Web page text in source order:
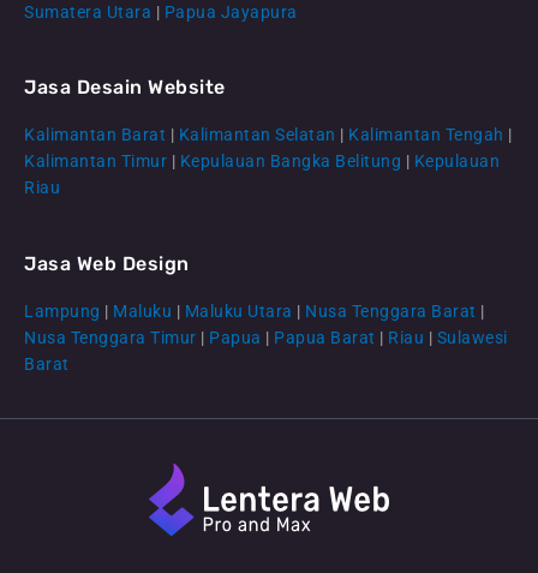
CS Lenteraweb
Sumatera Utara | Papua Jayapura
Jasa Desain Website
Kalimantan Barat | Kalimantan Selatan | Kalimantan Tengah |
Kalimantan Timur | Kepulauan Bangka Belitung | Kepulauan
Riau
Jasa Web Design
Lampung | Maluku | Maluku Utara | Nusa Tenggara Barat |
Nusa Tenggara Timur | Papua | Papua Barat | Riau | Sulawesi
Barat